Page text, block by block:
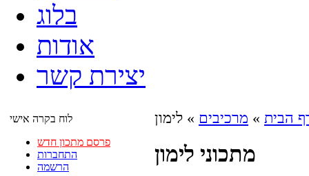
בלוג
אודות
יצירת קשר
לוח בקרה אישי
פרסם מתכון חדש
התחברות
הרשמה
הבית » מרכיבים » לימון
מתכוני לימון